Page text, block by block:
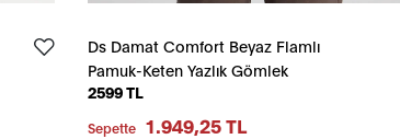
Ds Damat Comfort Beyaz Flamlı
Pamuk-Keten Yazlık Gömlek
2599 TL
Sepette 1.949,25 TL